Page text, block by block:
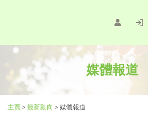
媒體報道
主頁> 最新動向 > 媒體報道